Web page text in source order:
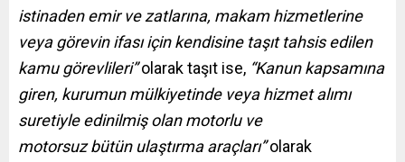
istinaden emir ve zatlarına, makam hizmetlerine
veya görevin ifası için kendisine taşıt tahsis edilen
kamu görevlileri”olarak taşıt ise, “Kanun kapsamına
giren, kurumun mülkiyetinde veya hizmet alımı
suretiyle edinilmiş olan motorlu ve
motorsuz bütün ulaştırma araçları”olarak